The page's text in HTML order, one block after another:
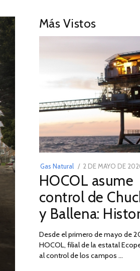
Más Vistos
Gas Natural
POSTED
ON
2 DE MAYO DE
HOCOL asume
control de
y Ballena:
Desde el primero de mayo de
HOCOL, filial de la estatal
al control de los campos …